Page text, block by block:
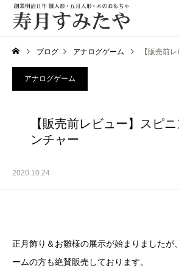
ブログ アナログゲーム 【販売前レビ
アナログゲーム
【販売前レビュー】スピ
ンチャー
2020.10.24
正月飾り＆お雛様の展示が始まりましたが
ームの方も絶賛販売しております。